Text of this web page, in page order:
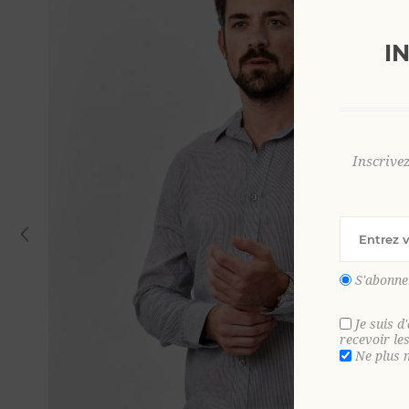
Je suis
recevoir
Ne plus